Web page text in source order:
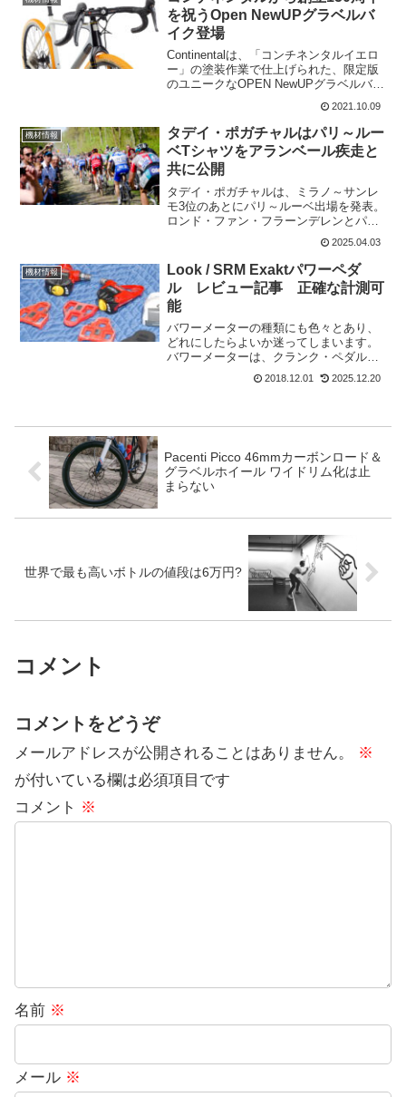
ている...
を祝うOpen NewUPグラベルバ
イク登場
Continentalは、「コンチネンタルイエロ
ー」の塗装作業で仕上げられた、限定版
のユニークなOPEN NewUPグラベルバイ
クで150周年を祝っている。ドイツのオン
ライン小売業者Bike-Componentsと提携
しており、タイヤはオー...
2021.10.09
機材情報
タデイ・ポガチャルはパリ～ルー
ベTシャツをアランベール疾走と
共に公開
タデイ・ポガチャルは、ミラノ～サンレ
モ3位のあとにパリ～ルーベ出場を発表。
ロンド・ファン・フラーンデレンとパリ
～ルーベという2大モニュメントに次々と
挑むことになる。ミラノ～サンレモで敗
れたマチュー・ファンデルプールとの戦
いとなると大方の予想...
2025.04.03
機材情報
Look / SRM Exaktパワーペダ
ル レビュー記事 正確な計測可
能
バワーメーターの種類にも色々とあり、
どれにしたらよいか迷ってしまいます。
バワーメーターは、クランク・ペダル・
ハブで計測出来るようになっているのが
主流です。今回は、LOOKのペダル型の
2018.12.01 2025.12.20
Pacenti Picco 46mmカーボンロード＆
グラベルホイール ワイドリム化は止
まらない
世界で最も高いボトルの値段は6万円?
コメント
コメントをどうぞ
メールアドレスが公開されることはありません。
※
が付いている欄は必須項目です
コメント ※
名前 ※
メール ※